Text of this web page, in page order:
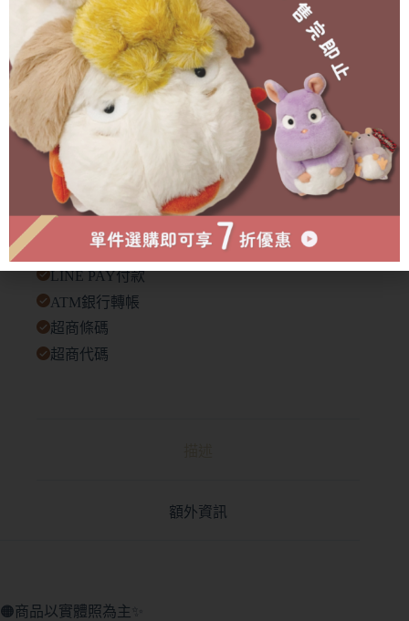
物流方式
付款方式
超商取貨付款
LINE PAY付款
ATM銀行轉帳
超商條碼
超商代碼
額外資訊
🟠商品以實體照為主✨